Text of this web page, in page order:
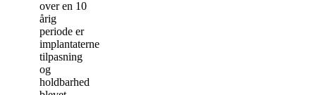
over en 10
årig
periode er
implantaternes
tilpasning
og
holdbarhed